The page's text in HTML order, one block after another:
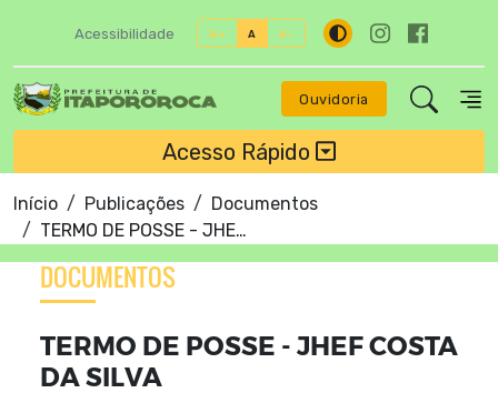
Acessibilidade A+ A A-
Ouvidoria
Acesso Rápido
Início Publicações
Documentos
TERMO DE POSSE - JHEF COSTA DA SILVA
DOCUMENTOS
TERMO DE POSSE - JHEF COSTA
DA SILVA